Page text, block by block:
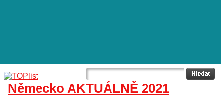
Německo AKTUÁLNĚ 2021